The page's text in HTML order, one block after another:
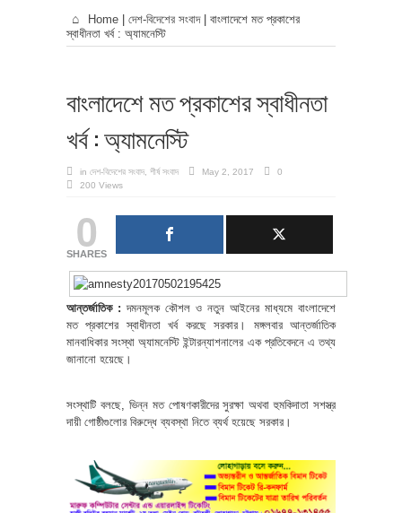
Home দেশ-বিদেশের সংবাদ
বাংলাদেশে মত প্রকাশের
স্বাধীনতা খর্ব : অ্যামনেস্টি
বাংলাদেশে মত প্রকাশের স্বাধীনতা
খর্ব : অ্যামনেস্টি
in দেশ-বিদেশের সংবাদ শীর্ষ সংবাদ May 2, 2017
0
200 Views
0
SHARES
আন্তর্জাতিক : দমনমূলক কৌশল ও নতুন আইনের মাধ্যমে বাংলাদেশে
মত প্রকাশের স্বাধীনতা খর্ব করছে সরকার। মঙ্গলবার আন্তর্জাতিক
মানবাধিকার সংস্থা অ্যামনেস্টি ইন্টারন্যাশনালের এক প্রতিবেদনে এ তথ্য
জানানো হয়েছে।
সংস্থাটি বলছে, ভিন্ন মত পোষণকারীদের সুরক্ষা অথবা হুমকিদাতা সশস্ত্র
দায়ী গোষ্ঠীগুলোর বিরুদ্ধে ব্যবস্থা নিতে ব্যর্থ হয়েছে সরকার।